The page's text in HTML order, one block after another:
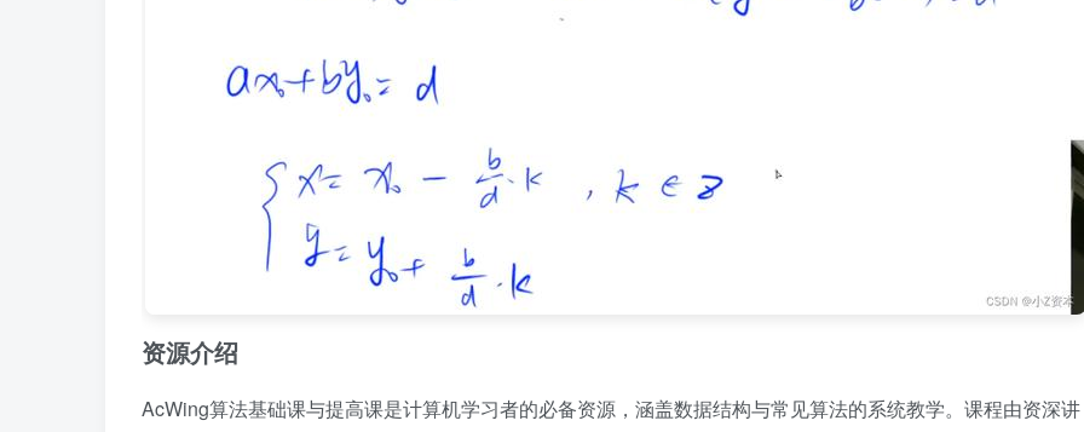
资源介绍
AcWing算法基础课与提高课是计算机学习者的必备资源，涵盖数据结构与常见算法的系统教学。课程由资深讲